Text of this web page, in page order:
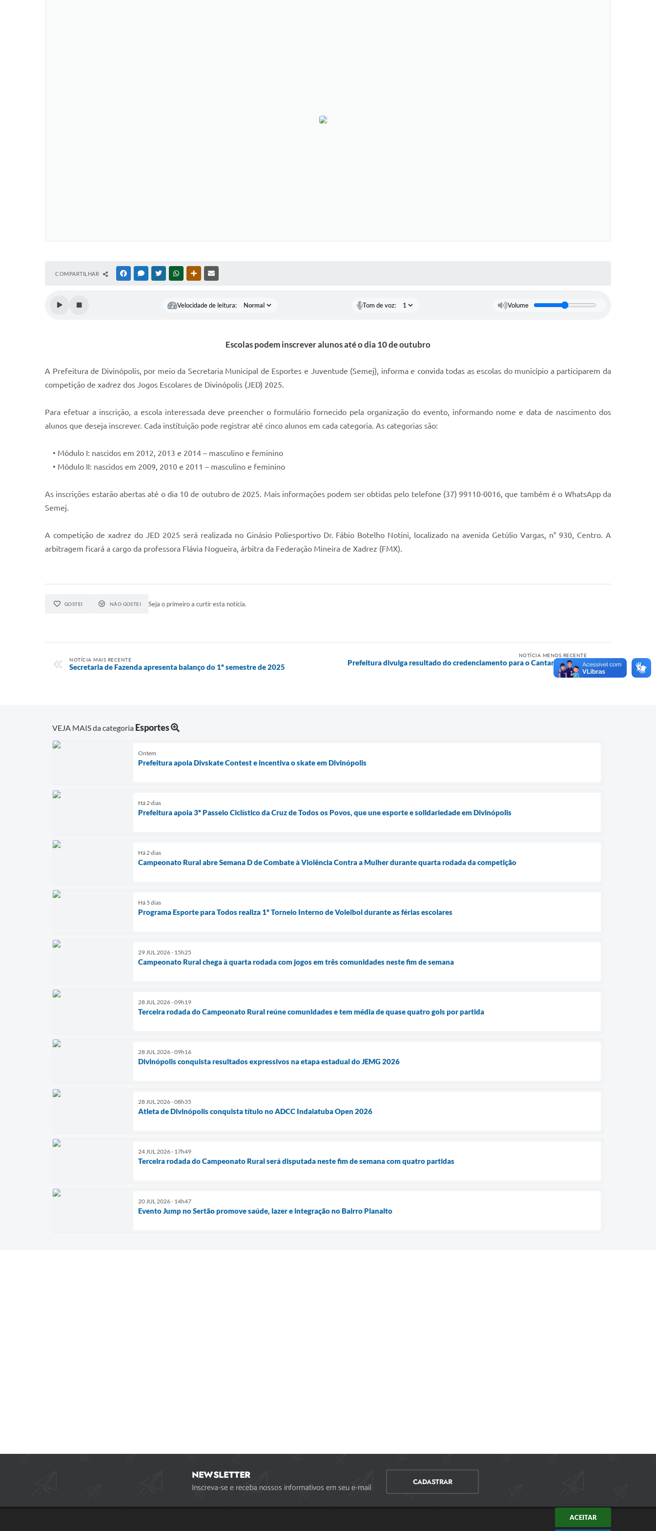
ACEITAR
COMPARTILHAR FACEBOOKMESSENGER
TWITTERWHATSAPPOUTRAS MÍDIAS
Velocidade de leitura: Tom de voz: Volume
Escolas podem inscrever alunos até o dia 10 de outubro
A Prefeitura de Divinópolis, por meio da Secretaria Municipal de Esportes e Juventude (Semej), informa e convida todas as escolas do município a participarem da
competição de xadrez dos Jogos Escolares de Divinópolis (JED) 2025.
Para efetuar a inscrição, a escola interessada deve preencher o formulário fornecido pela organização do evento, informando nome e data de nascimento dos
alunos que deseja inscrever. Cada instituição pode registrar até cinco alunos em cada categoria. As categorias são:
• Módulo I: nascidos em 2012, 2013 e 2014 – masculino e feminino
• Módulo II: nascidos em 2009, 2010 e 2011 – masculino e feminino
As inscrições estarão abertas até o dia 10 de outubro de 2025. Mais informações podem ser obtidas pelo telefone (37) 99110-0016, que também é o WhatsApp da
Semej.
A competição de xadrez do JED 2025 será realizada no Ginásio Poliesportivo Dr. Fábio Botelho Notini, localizado na avenida Getúlio Vargas, n° 930, Centro. A
arbitragem ficará a cargo da professora Flávia Nogueira, árbitra da Federação Mineira de Xadrez (FMX).
GOSTEI NÃO GOSTEI Seja o primeiro a curtir esta notícia.
NOTÍCIA MAIS RECENTE
Secretaria de Fazenda apresenta balanço do 1º semestre de 2025
NOTÍCIA MENOS RECENTE
Prefeitura divulga resultado do credenciamento para o Cantando a Vida
2025
VEJA MAIS da categoria Esportes
Ontem
Prefeitura apoia Divskate Contest e incentiva o skate em Divinópolis
Há 2 dias
Prefeitura apoia 3º Passeio Ciclístico da Cruz de Todos os Povos, que une esporte e solidariedade em Divinópolis
Há 2 dias
Campeonato Rural abre Semana D de Combate à Violência Contra a Mulher durante quarta rodada da competição
Há 5 dias
Programa Esporte para Todos realiza 1º Torneio Interno de Voleibol durante as férias escolares
29 JUL 2026 - 15h25
Campeonato Rural chega à quarta rodada com jogos em três comunidades neste fim de semana
28 JUL 2026 - 09h19
Terceira rodada do Campeonato Rural reúne comunidades e tem média de quase quatro gols por partida
28 JUL 2026 - 09h16
Divinópolis conquista resultados expressivos na etapa estadual do JEMG 2026
28 JUL 2026 - 08h35
Atleta de Divinópolis conquista título no ADCC Indaiatuba Open 2026
24 JUL 2026 - 17h49
Terceira rodada do Campeonato Rural será disputada neste fim de semana com quatro partidas
20 JUL 2026 - 14h47
Evento Jump no Sertão promove saúde, lazer e integração no Bairro Planalto
NEWSLETTER
Inscreva-se e receba nossos informativos em seu e-mail CADASTRAR